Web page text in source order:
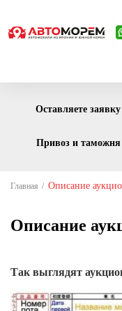
Оставляете заявку
Привоз и таможня
Главная Описание
Описание
Так выглядят